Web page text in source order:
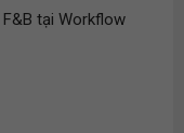
tại Workflow